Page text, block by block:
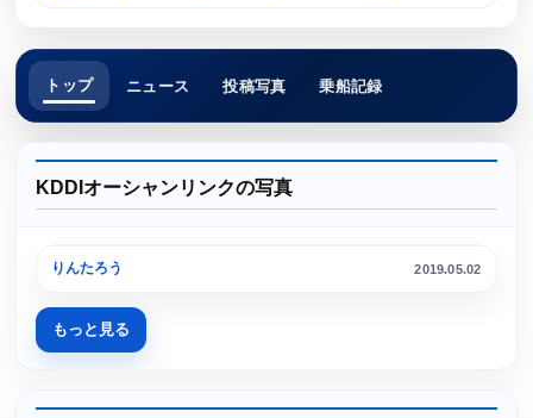
トップ ニュース 投稿写真 乗船記録
KDDIオーシャンリンクの写真
横浜港
りんたろう 2019.05.02
もっと見る